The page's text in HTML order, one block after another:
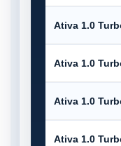
Ativa 1.0
Ativa 1.0
Ativa 1.0
Ativa 1.0